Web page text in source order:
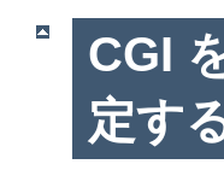
CGI
定す